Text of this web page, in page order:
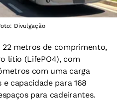
Divulgação
22 metros de comprimento,
lítio (LifePO4), com
com uma carga
capacidade para 168
para cadeirantes.